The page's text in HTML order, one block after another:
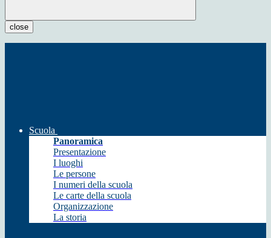
close
Scuola
Panoramica
Presentazione
I luoghi
Le persone
I numeri della scuola
Le carte della scuola
Organizzazione
La storia